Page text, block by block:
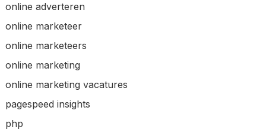
online adverteren
online marketeer
online marketeers
online marketing
online marketing vacatures
pagespeed insights
php